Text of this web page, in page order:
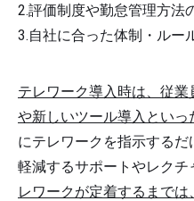
評価制度や勤怠管理方法
自社に合った体制・ルー
テレワーク導入時は、従
や新しいツール導入といっ
にテレワークを指示する
軽減するサポートやレクチ
レワークが定着するまで